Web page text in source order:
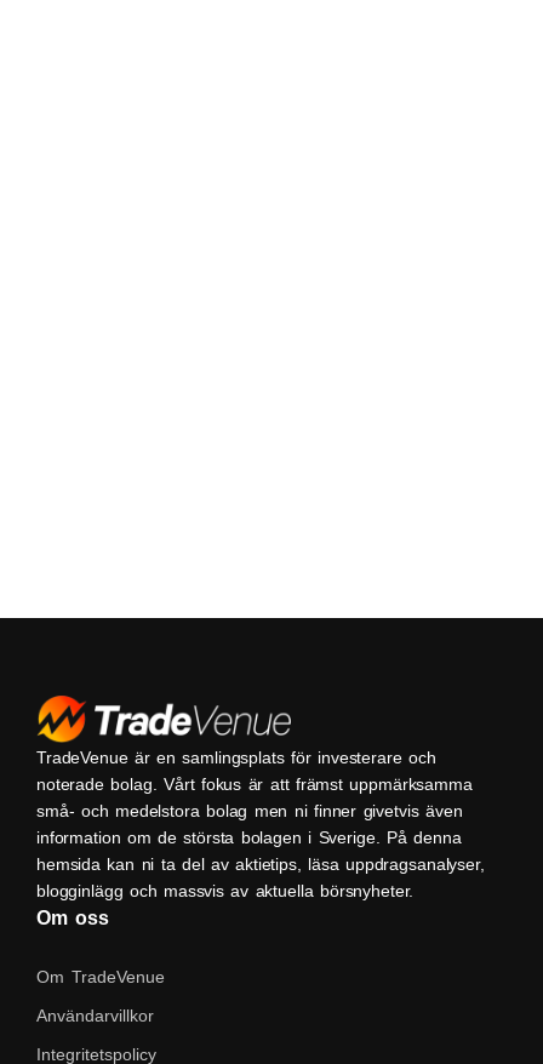
TradeVenue är en samlingsplats för investerare och
noterade bolag. Vårt fokus är att främst uppmärksamma
små- och medelstora bolag men ni finner givetvis även
information om de största bolagen i Sverige. På denna
hemsida kan ni ta del av aktietips, läsa uppdragsanalyser,
blogginlägg och massvis av aktuella börsnyheter.
Om oss
Om TradeVenue
Användarvillkor
Integritetspolicy